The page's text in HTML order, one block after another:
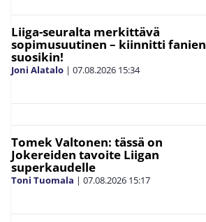
Liiga-seuralta merkittävä
sopimusuutinen – kiinnitti fanien
suosikin!
Joni Alatalo | 07.08.2026 15:34
Tomek Valtonen: tässä on
Jokereiden tavoite Liigan
superkaudelle
Toni Tuomala | 07.08.2026 15:17